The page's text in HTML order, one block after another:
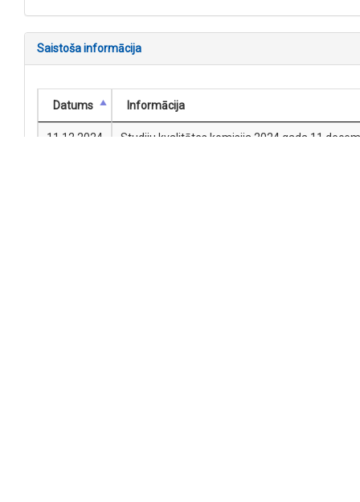
Saistoša informācija
Datums Informācija
11.12.2024
Studiju kvalitātes komisija 2024.gada